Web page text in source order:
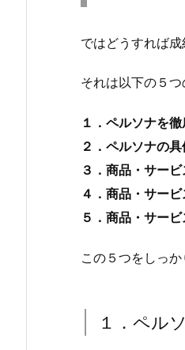
ではどうすれば
それは以下の５つ
１．ペルソナを
２．ペルソナの
３．商品・サー
４．商品・サー
５．商品・サー
この５つをしっ
１．ペル